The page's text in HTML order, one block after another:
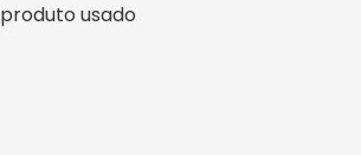
usado